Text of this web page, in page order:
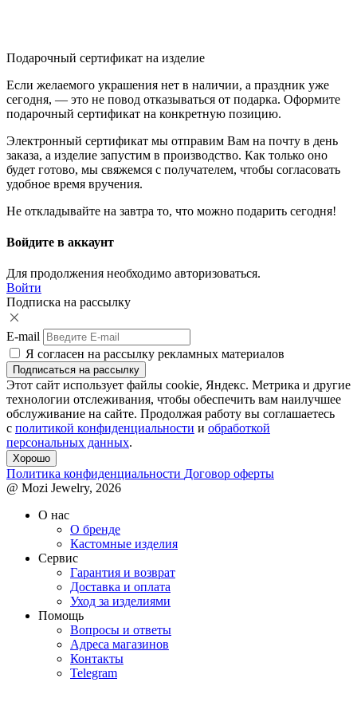
Подарочный сертификат на изделие
Если желаемого украшения нет в наличии, а праздник уже
сегодня, — это не повод отказываться от подарка. Оформите
подарочный сертификат на конкретную позицию.
Электронный сертификат мы отправим Вам на почту в день
заказа, а изделие запустим в производство. Как только оно
будет готово, мы свяжемся с получателем, чтобы согласовать
удобное время вручения.
Не откладывайте на завтра то, что можно подарить сегодня!
Войдите в аккаунт
Для продолжения необходимо авторизоваться.
Войти
Подписка на рассылку
E-mail
Я согласен на рассылку рекламных материалов
Этот сайт использует файлы cookie, Яндекс. Метрика и другие
технологии отслеживания, чтобы обеспечить вам наилучшее
обслуживание на сайте. Продолжая работу вы соглашаетесь
с политикой конфиденциальности и обработкой
персональных данных.
Хорошо
Политика конфиденциальности Договор оферты
@ Mozi Jewelry, 2026
О нас
О бренде
Кастомные изделия
Сервис
Гарантия и возврат
Доставка и оплата
Уход за изделиями
Помощь
Вопросы и ответы
Адреса магазинов
Контакты
Telegram